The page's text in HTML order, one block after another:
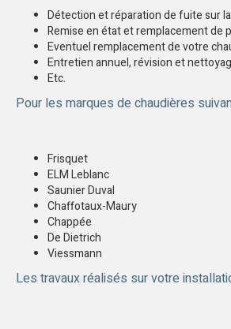
Détection et réparation de fuite sur
Remise en état et remplacement de
Eventuel remplacement de votre
Entretien annuel, révision et
Etc.
Pour les marques de chaudières
Frisquet
ELM Leblanc
Saunier Duval
Chaffotaux-Maury
Chappée
De Dietrich
Viessmann
Les travaux réalisés sur votre